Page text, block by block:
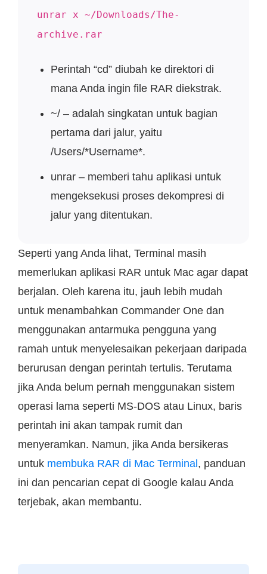
unrar x ~/Downloads/The-
archive.rar
Perintah “cd” diubah ke direktori di
mana Anda ingin file RAR diekstrak.
~/ – adalah singkatan untuk bagian
pertama dari jalur, yaitu
/Users/*Username*.
unrar – memberi tahu aplikasi untuk
mengeksekusi proses dekompresi di
jalur yang ditentukan.
Seperti yang Anda lihat, Terminal masih
memerlukan aplikasi RAR untuk Mac agar dapat
berjalan. Oleh karena itu, jauh lebih mudah
untuk menambahkan Commander One dan
menggunakan antarmuka pengguna yang
ramah untuk menyelesaikan pekerjaan daripada
berurusan dengan perintah tertulis. Terutama
jika Anda belum pernah menggunakan sistem
operasi lama seperti MS-DOS atau Linux, baris
perintah ini akan tampak rumit dan
menyeramkan. Namun, jika Anda bersikeras
untuk membuka RAR di Mac Terminal, panduan
ini dan pencarian cepat di Google kalau Anda
terjebak, akan membantu.